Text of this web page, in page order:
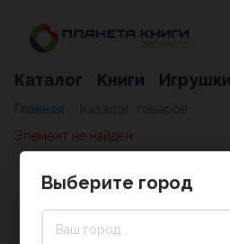
Каталог Книги Игрушки
Главная
Элемент не найден
Выберите город